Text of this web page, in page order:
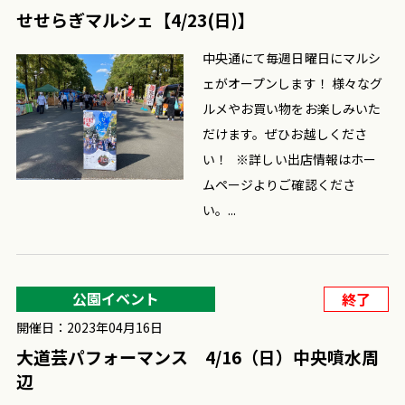
中央通にて毎週日曜日にマルシ
ェがオープンします！ 様々なグ
ルメやお買い物をお楽しみいた
だけます。ぜひお越しくださ
い！ ※詳しい出店情報はホー
ムページよりご確認くださ
い。...
せせらぎマルシェ【4/23(日)】
公園イベント 終了
開催日：2023年04月16日
大道芸パフォーマンス 4/16（日）中央噴水周
辺